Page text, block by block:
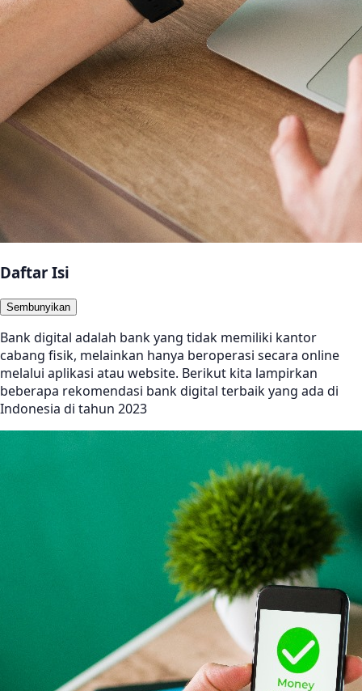
Daftar Isi
Sembunyikan
Bank digital adalah bank yang tidak memiliki kantor
cabang fisik, melainkan hanya beroperasi secara online
melalui aplikasi atau website. Berikut kita lampirkan
beberapa rekomendasi bank digital terbaik yang ada di
Indonesia di tahun 2023